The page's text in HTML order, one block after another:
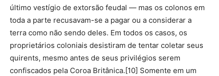
último vestígio de extorsão feudal — mas os colonos em
toda a parte recusavam-se a pagar ou a considerar a
terra como não sendo deles. Em todos os casos, os
proprietários coloniais desistiram de tentar coletar seus
quirents, mesmo antes de seus privilégios serem
confiscados pela Coroa Britânica.[10] Somente em um